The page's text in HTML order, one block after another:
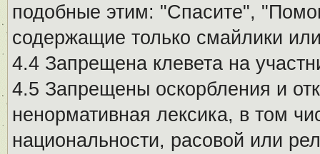
подобные этим: "Спасите",
содержащие только смайлики
4.4 Запрещена клевета на
4.5 Запрещены оскорбления и
ненормативная лексика, в том
национальности, расовой или